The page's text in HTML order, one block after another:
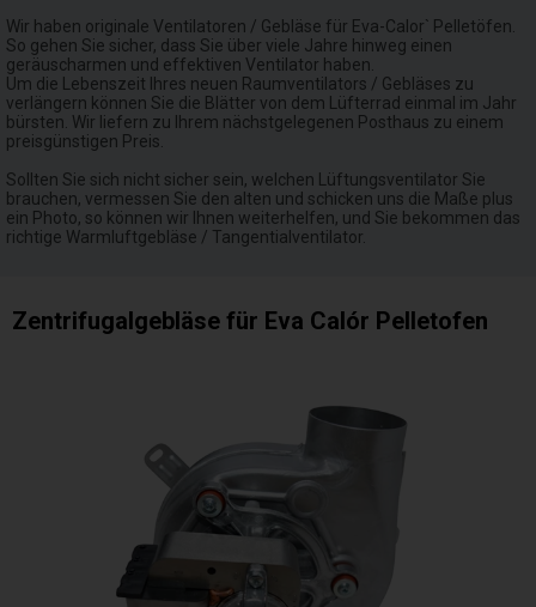
Wir haben originale Ventilatoren / Gebläse für Eva-Calor` Pelletöfen.
So gehen Sie sicher, dass Sie über viele Jahre hinweg einen
geräuscharmen und effektiven Ventilator haben.
Um die Lebenszeit Ihres neuen Raumventilators / Gebläses zu
verlängern können Sie die Blätter von dem Lüfterrad einmal im Jahr
bürsten. Wir liefern zu Ihrem nächstgelegenen Posthaus zu einem
preisgünstigen Preis.
Sollten Sie sich nicht sicher sein, welchen Lüftungsventilator Sie
brauchen, vermessen Sie den alten und schicken uns die Maße plus
ein Photo, so können wir Ihnen weiterhelfen, und Sie bekommen das
richtige Warmluftgebläse / Tangentialventilator.
Zentrifugalgebläse für Eva Calór Pelletofen